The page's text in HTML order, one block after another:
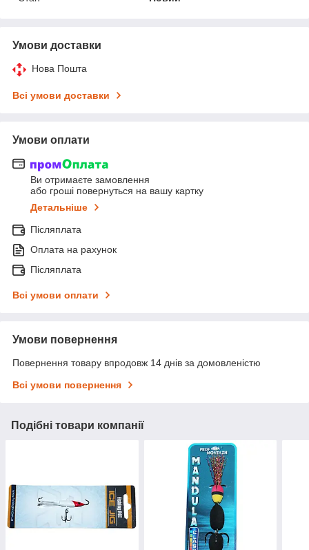
Умови доставки
Нова Пошта
Всі умови доставки
Умови оплати
Ви отримаєте замовлення
або гроші повернуться на вашу картку
Детальніше
Післяплата
Оплата на рахунок
Післяплата
Всі умови оплати
Умови повернення
Повернення товару впродовж 14 днів за домовленістю
Всі умови повернення
Подібні товари компанії